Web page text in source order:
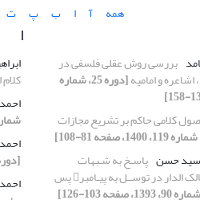
همه
آ ا ب پ ت
بررسی روش عقلی فلسفی در
و امامیه [دوره 25، شماره
کلامی حاکم بر تشریع مجازات‌
سید حسن پاسـخ به شـبهات
وهابیـان بر روایت مالک الدار در توســل به پیـامبر پس
ا
شماره 88، 1392،
[دوره 33، شماره 129، 1403،